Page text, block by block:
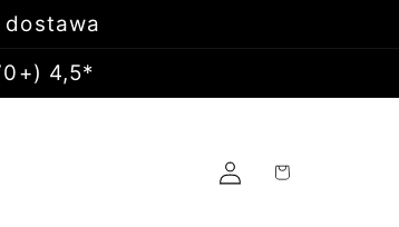
dostawa
4,5*
Zaloguj
się
Koszyk